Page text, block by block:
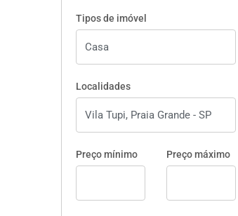
Tipos de imóvel
Localidades
Preço mínimo Preço máximo